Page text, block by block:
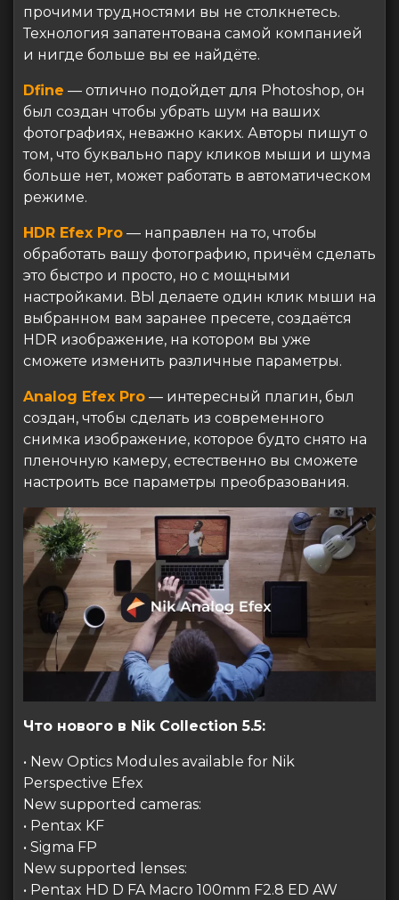
прочими трудностями вы не столкнетесь.
Технология запатентована самой компанией
и нигде больше вы ее найдёте.
Dfine — отлично подойдет для Photoshop, он
был создан чтобы убрать шум на ваших
фотографиях, неважно каких. Авторы пишут о
том, что буквально пару кликов мыши и шума
больше нет, может работать в автоматическом
режиме.
HDR Efex Pro — направлен на то, чтобы
обработать вашу фотографию, причём сделать
это быстро и просто, но с мощными
настройками. ВЫ делаете один клик мыши на
выбранном вам заранее пресете, создаётся
HDR изображение, на котором вы уже
сможете изменить различные параметры.
Analog Efex Pro — интересный плагин, был
создан, чтобы сделать из современного
снимка изображение, которое будто снято на
пленочную камеру, естественно вы сможете
настроить все параметры преобразования.
Что нового в Nik Collection 5.5:
• New Optics Modules available for Nik
Perspective Efex
New supported cameras:
• Pentax KF
• Sigma FP
New supported lenses:
• Pentax HD D FA Macro 100mm F2.8 ED AW